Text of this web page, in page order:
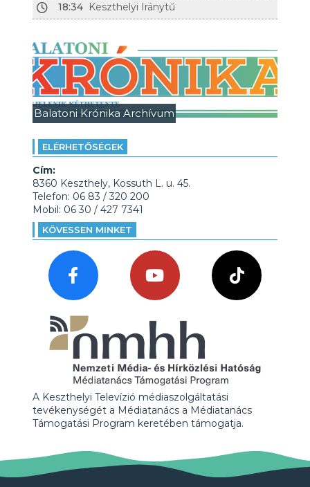
18:34 Keszthelyi Iránytű
Balatoni Krónika Archívum
ELÉRHETŐSÉGEK
Cím:
8360 Keszthely, Kossuth L. u. 45.
Telefon: 06 83 / 320 200
Mobil: 06 30 / 427 7341
KÖVESSEN MINKET
A Keszthelyi Televízió médiaszolgáltatási
tevékenységét a Médiatanács a Médiatanács
Támogatási Program keretében támogatja.